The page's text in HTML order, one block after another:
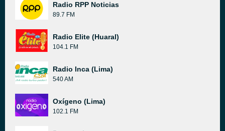
Radio RPP Noticias
89.7 FM
Radio Elite (Huaral)
104.1 FM
Radio Inca (Lima)
540 AM
Oxígeno (Lima)
102.1 FM